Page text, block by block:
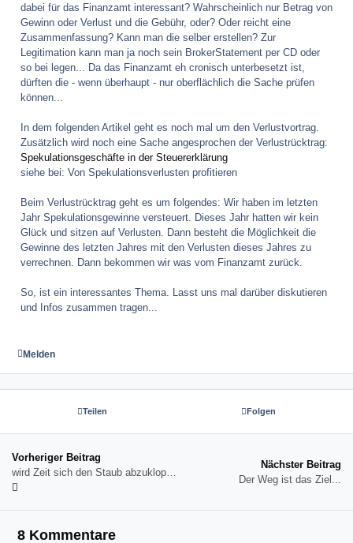
dabei für das Finanzamt interessant? Wahrscheinlich nur Betrag von
Gewinn oder Verlust und die Gebühr, oder? Oder reicht eine
Zusammenfassung? Kann man die selber erstellen? Zur
Legitimation kann man ja noch sein BrokerStatement per CD oder
so bei legen... Da das Finanzamt eh cronisch unterbesetzt ist,
dürften die - wenn überhaupt - nur oberflächlich die Sache prüfen
können...
In dem folgenden Artikel geht es noch mal um den Verlustvortrag.
Zusätzlich wird noch eine Sache angesprochen der Verlustrücktrag:
Spekulationsgeschäfte in der Steuererklärung
siehe bei: Von Spekulationsverlusten profitieren
Beim Verlustrücktrag geht es um folgendes: Wir haben im letzten
Jahr Spekulationsgewinne versteuert. Dieses Jahr hatten wir kein
Glück und sitzen auf Verlusten. Dann besteht die Möglichkeit die
Gewinne des letzten Jahres mit den Verlusten dieses Jahres zu
verrechnen. Dann bekommen wir was vom Finanzamt zurück.
So, ist ein interessantes Thema. Lasst uns mal darüber diskutieren
und Infos zusammen tragen...
Melden
Teilen Folgen
Vorheriger Beitrag
Nächster Beitrag
Der Weg ist das Ziel...
8 Kommentare